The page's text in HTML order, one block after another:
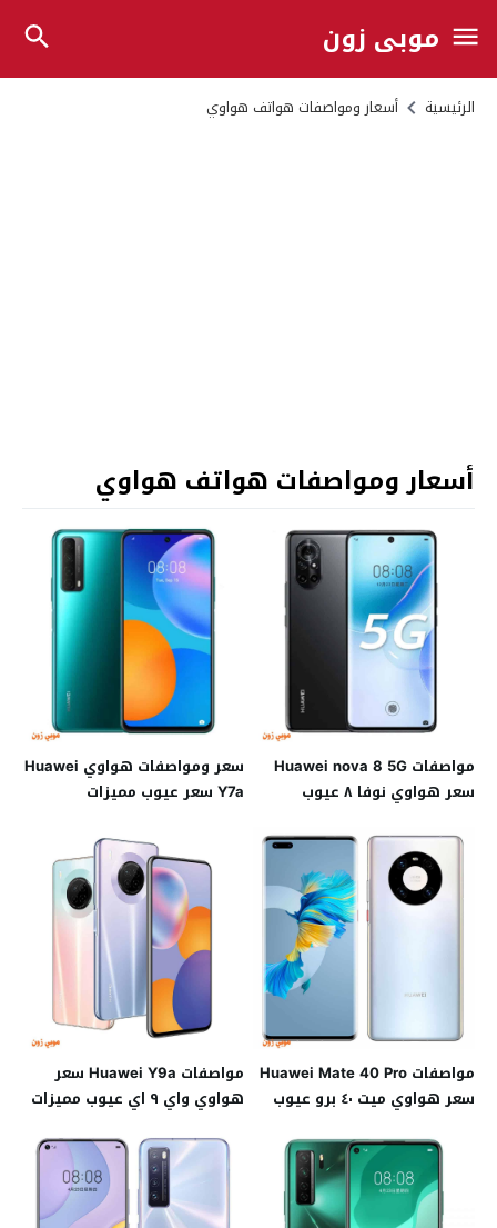
موبي زون
الرئيسية أسعار ومواصفات هواتف هواوي
أسعار ومواصفات هواتف هواوي
مواصفات Huawei nova 8 5G
سعر هواوي نوفا ٨ عيوب
سعر ومواصفات هواوي Huawei
Y7a سعر عيوب مميزات
مواصفات Huawei Mate 40 Pro
سعر هواوي ميت ٤٠ برو عيوب
مواصفات Huawei Y9a سعر
هواوي واي ٩ اي عيوب مميزات